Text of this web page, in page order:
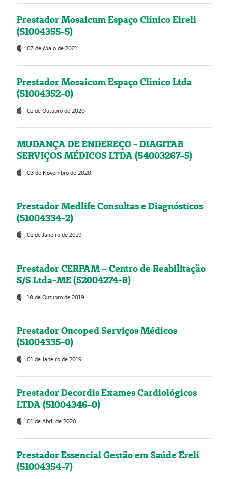
Prestador Mosaicum Espaço Clínico Eireli
(51004355-5)
07 de Maio de 2021
Prestador Mosaicum Espaço Clínico Ltda
(51004352-0)
01 de Outubro de 2020
MUDANÇA DE ENDEREÇO - DIAGITAB
SERVIÇOS MÉDICOS LTDA (54003267-5)
03 de Novembro de 2020
Prestador Medlife Consultas e Diagnósticos
(51004334-2)
01 de Janeiro de 2019
Prestador CERPAM – Centro de Reabilitação
S/S Ltda-ME (52004274-8)
18 de Outubro de 2019
Prestador Oncoped Serviços Médicos
(51004335-0)
01 de Janeiro de 2019
Prestador Decordis Exames Cardiológicos
LTDA (51004346-0)
01 de Abril de 2020
Prestador Essencial Gestão em Saúde Ereli
(51004354-7)